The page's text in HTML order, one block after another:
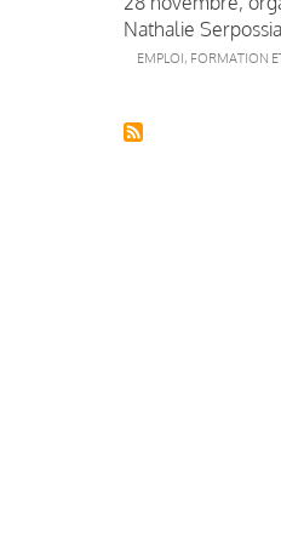
Nathalie
EMPLOI, FORMATION